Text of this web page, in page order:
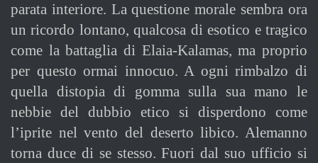
parata interiore. La questione morale sembra ora
un ricordo lontano, qualcosa di esotico e tragico
come la battaglia di Elaia-Kalamas, ma proprio
per questo ormai innocuo. A ogni rimbalzo di
quella distopia di gomma sulla sua mano le
nebbie del dubbio etico si disperdono come
l’iprite nel vento del deserto libico. Alemanno
torna duce di se stesso. Fuori dal suo ufficio si